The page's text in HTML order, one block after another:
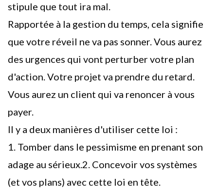
stipule que tout ira mal.
Rapportée à la gestion du temps, cela signifie
que votre réveil ne va pas sonner. Vous aurez
des urgences qui vont perturber votre plan
d'action. Votre projet va prendre du retard.
Vous aurez un client qui va renoncer à vous
payer.
Il y a deux manières d'utiliser cette loi :
1. Tomber dans le pessimisme en prenant son
adage au sérieux.2. Concevoir vos systèmes
(et vos plans) avec cette loi en tête.